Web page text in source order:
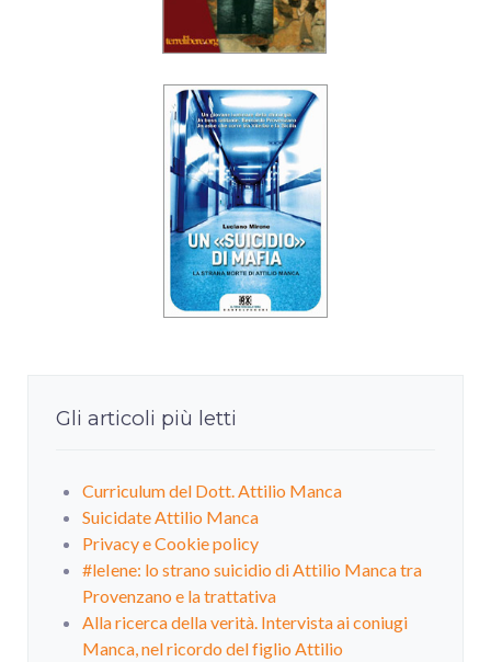
Gli articoli più letti
Curriculum del Dott. Attilio Manca
Suicidate Attilio Manca
Privacy e Cookie policy
#leIene: lo strano suicidio di Attilio Manca tra
Provenzano e la trattativa
Alla ricerca della verità. Intervista ai coniugi
Manca, nel ricordo del figlio Attilio